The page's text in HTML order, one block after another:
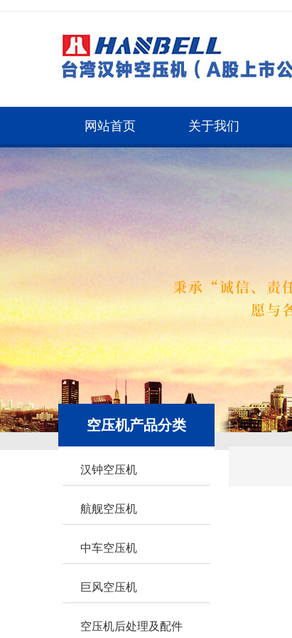
网站首页 关于我们
空压机产品分类
汉钟空压机
航舰空压机
中车空压机
巨风空压机
空压机后处理及配件